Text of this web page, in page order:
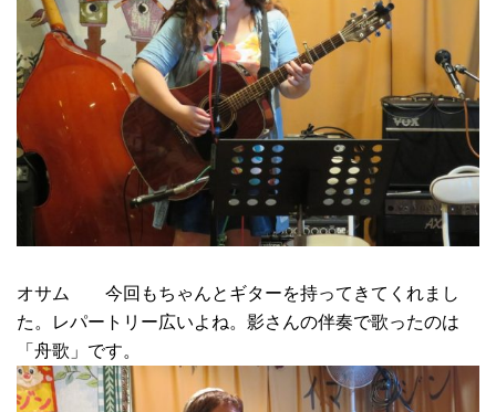
オサム 今回もちゃんとギターを持ってきてくれまし
た。レパートリー広いよね。影さんの伴奏で歌ったのは
「舟歌」です。